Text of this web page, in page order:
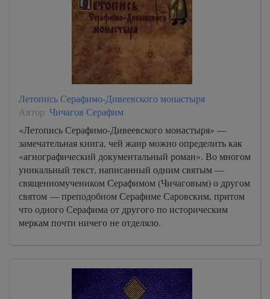
Летопись Серафимо-Дивеевского монастыря
Автор: Чичагов Серафим
«Летопись Серафимо-Дивеевского монастыря» —
замечательная книга, чей жанр можно определить как
«агиографический документальный роман». Во многом
уникальный текст, написанный одним святым —
священномучеником Серафимом (Чичаговым) о другом
святом — преподобном Серафиме Саровским, притом
что одного Серафима от другого по историческим
меркам почти ничего не отделяло.